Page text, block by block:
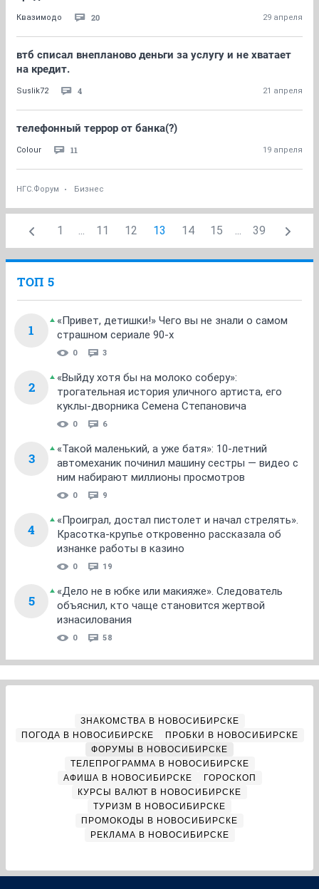
Квазимодо 20 29 апреля
втб списал внепланово деньги за услугу и не хватает
на кредит.
Suslik72 4 21 апреля
телефонный террор от банка(?)
Colour 11 19 апреля
НГС.Форум Бизнес
1 ... 11 12 13 14 15 ... 39
ТОП 5
1
«Привет, детишки!» Чего вы не знали о самом
страшном сериале 90-х
0 3
2
«Выйду хотя бы на молоко соберу»:
трогательная история уличного артиста, его
куклы-дворника Семена Степановича
0 6
3
«Такой маленький, а уже батя»: 10-летний
автомеханик починил машину сестры — видео с
ним набирают миллионы просмотров
0 9
4
«Проиграл, достал пистолет и начал стрелять».
Красотка-крупье откровенно рассказала об
изнанке работы в казино
0 19
5
«Дело не в юбке или макияже». Следователь
объяснил, кто чаще становится жертвой
изнасилования
0 58
ЗНАКОМСТВА В НОВОСИБИРСКЕ
ПОГОДА В НОВОСИБИРСКЕ
ПРОБКИ В НОВОСИБИРСКЕ
ФОРУМЫ В НОВОСИБИРСКЕ
ТЕЛЕПРОГРАММА В НОВОСИБИРСКЕ
АФИША В НОВОСИБИРСКЕ
ГОРОСКОП
КУРСЫ ВАЛЮТ В НОВОСИБИРСКЕ
ТУРИЗМ В НОВОСИБИРСКЕ
ПРОМОКОДЫ В НОВОСИБИРСКЕ
РЕКЛАМА В НОВОСИБИРСКЕ